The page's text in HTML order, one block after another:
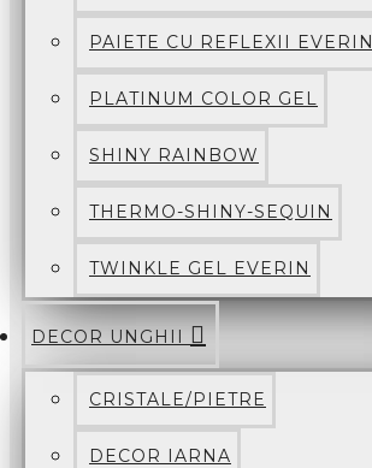
PAIETE CU REFLEXII EVERIN
PLATINUM COLOR GEL
SHINY RAINBOW
THERMO-SHINY-SEQUIN
TWINKLE GEL EVERIN
DECOR UNGHII
CRISTALE/PIETRE
DECOR IARNA